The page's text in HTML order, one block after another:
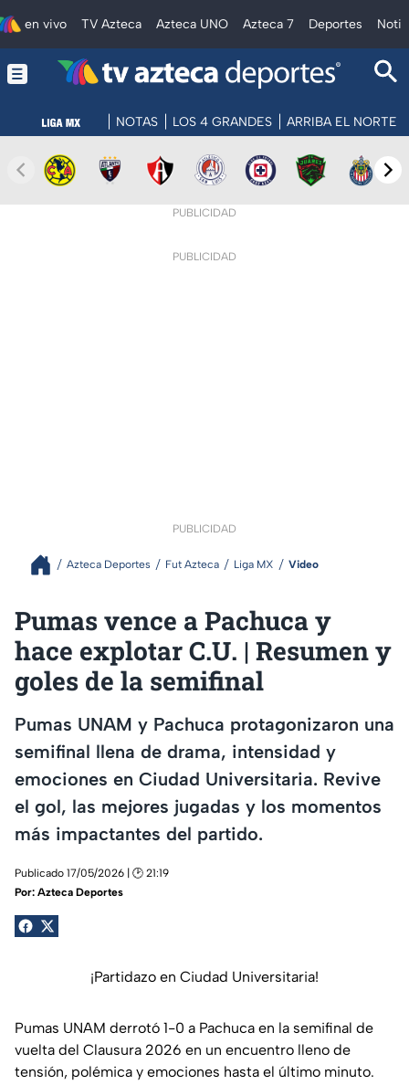
en vivo TV Azteca Azteca UNO Azteca 7 Deportes
NOTAS LOS 4 GRANDES ARRIBA EL NORTE
PUBLICIDAD
PUBLICIDAD
PUBLICIDAD
Azteca Deportes Fut Azteca Liga MX Video
Pumas vence a Pachuca y
hace explotar C.U. | Resumen y
goles de la semifinal
Pumas UNAM y Pachuca protagonizaron una
semifinal llena de drama, intensidad y
emociones en Ciudad Universitaria. Revive
el gol, las mejores jugadas y los momentos
más impactantes del partido.
Publicado 17/05/2026 | 🕑 21:19
Por: Azteca Deportes
¡Partidazo en Ciudad Universitaria!
Pumas UNAM derrotó 1-0 a Pachuca en la semifinal de
vuelta del Clausura 2026 en un encuentro lleno de
tensión, polémica y emociones hasta el último minuto.